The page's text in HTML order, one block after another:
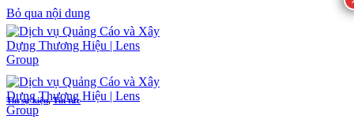
Bỏ qua nội dung
Tin sự kiện,Tin tức